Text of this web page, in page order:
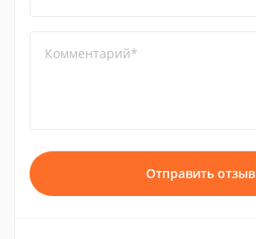
Комментарий*
Отправить отзыв